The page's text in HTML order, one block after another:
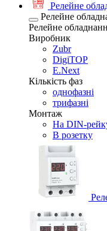
Релейне
Релейне
Релейне
Виробник
Zubr
DigiTOP
E.Next
Кількість фаз
однофазні
трифазні
Монтаж
На DIN-
В розетку